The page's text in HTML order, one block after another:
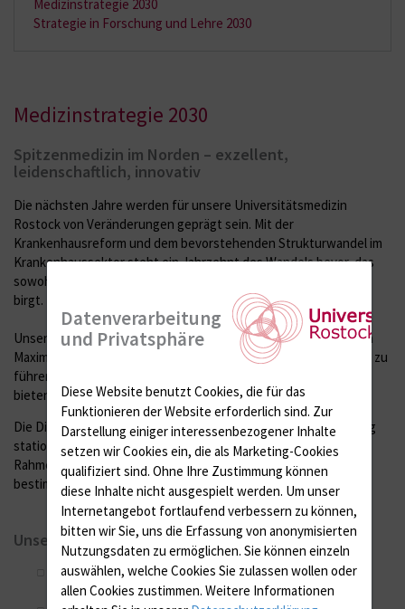
Medizinstrategie 2030
Strategie in Forschung und Lehre 2030
Medizinstrategie 2030
Spitzenmedizin im Norden – exzellent,
leidenschaftlich, innovativ
Die nächsten Jahre werden für unsere Universitätsmedizin
Rostock von Veränderungen geprägt sein. Mit der
Krankenhausreform und dem bevorstehenden Strukturwandel im
Krankenhaussektor steht ein Jahrzehnt des Wandels bevor, das
sowohl große Chancen als auch erhebliche Herausforderungen
birgt.
Unsere Aufgabe ist es, die Unimedizin Rostock als universitären
Maximalversorger erfolgreich in diese neue Versorgungsrealität zu
führen – stets mit dem Ziel,
bieten.
Die Digitalisierung von Medizin und Pflege, die Ambulantisierung
stationärer Leistungen sowie der Fachkräftemangel werden die
Rahmenbedingungen unseres Handelns bis 2030 maßgeblich
bestimmen.
Unsere Vision für 2030
Exzellent: Wir sind der führende Anbieter von
Spitzenmedizin im Norden.
Datenverarbeitung
und Privatsphäre
Diese Website benutzt Cookies, die für das
Funktionieren der Website erforderlich sind. Zur
Darstellung einiger interessenbezogener Inhalte
setzen wir Cookies ein, die als Marketing-Cookies
qualifiziert sind. Ohne Ihre Zustimmung können
diese Inhalte nicht ausgespielt werden. Um unser
Internetangebot fortlaufend verbessern zu können,
bitten wir Sie, uns die Erfassung von anonymisierten
Nutzungsdaten zu ermöglichen. Sie können einzeln
auswählen, welche Cookies Sie zulassen wollen oder
allen Cookies zustimmen. Weitere Informationen